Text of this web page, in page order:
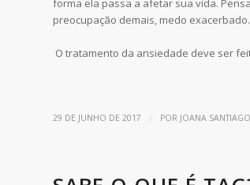
forma ela passa a afetar sua vida.
preocupação demais, medo
O tratamento da ansiedade deve ser
29 DE JUNHO DE 2017 / POR JOANA SANTIAGO